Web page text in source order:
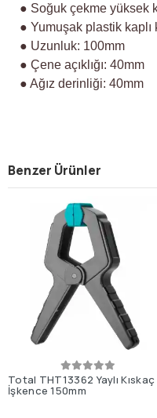
● Soğuk çekme yüksek
● Yumuşak plastik kaplı
● Uzunluk: 100mm
● Çene açıklığı: 40mm
● Ağız derinliği: 40mm
Benzer Ürünler
Total THT13362 Yaylı Kıskaç
İşkence 150mm